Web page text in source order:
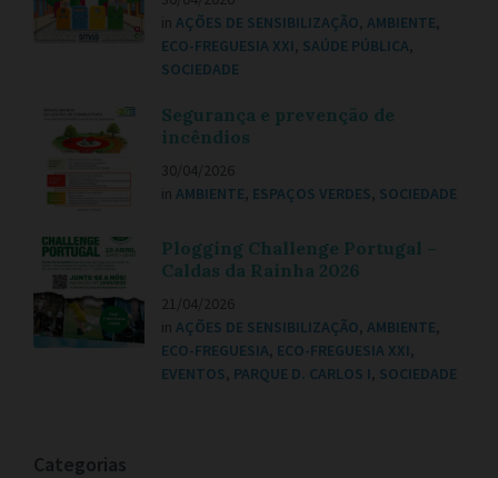
in AÇÕES DE SENSIBILIZAÇÃO, AMBIENTE,
ECO-FREGUESIA XXI , SAÚDE PÚBLICA,
SOCIEDADE
Segurança e prevenção de
incêndios
30/04/2026
in AMBIENTE, ESPAÇOS VERDES, SOCIEDADE
Plogging Challenge Portugal –
Caldas da Rainha 2026
21/04/2026
in AÇÕES DE SENSIBILIZAÇÃO, AMBIENTE,
ECO-FREGUESIA, ECO-FREGUESIA XXI ,
EVENTOS, PARQUE D. CARLOS I , SOCIEDADE
Categorias